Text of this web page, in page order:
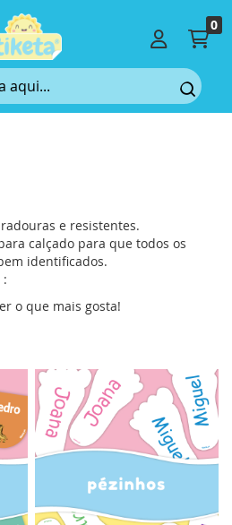
0
e resistentes.
calçado para que todos os
identificados.
o que mais gosta!